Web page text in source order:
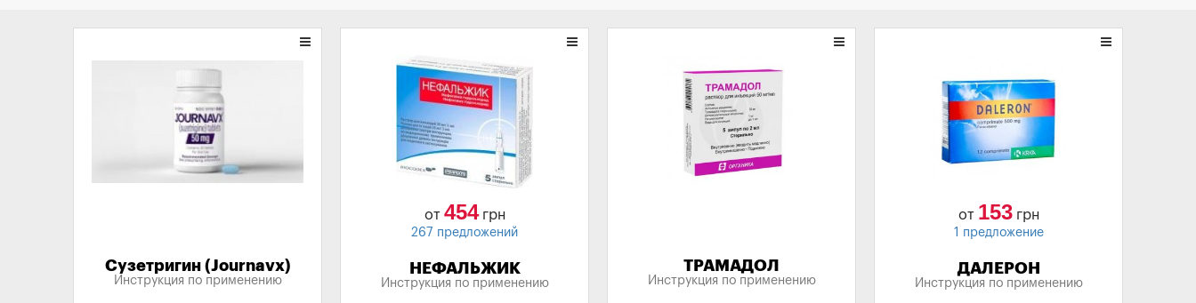
Сузетригин (Journavx)
Инструкция по применению
от 454грн
267 предложений
НЕФАЛЬЖИК
Инструкция по применению
ТРАМАДОЛ
Инструкция по применению
от 153грн
1 предложение
ДАЛЕРОН
Инструкция по применению